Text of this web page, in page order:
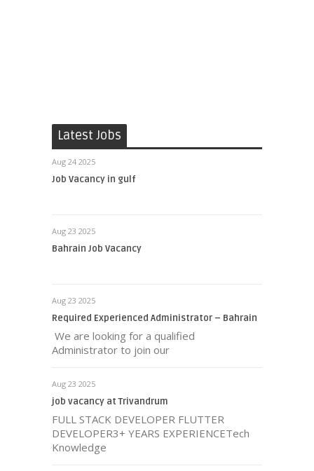
Latest Jobs
Aug 24 2025
Job Vacancy in gulf
Aug 23 2025
Bahrain Job Vacancy
Aug 23 2025
Required Experienced Administrator – Bahrain
We are looking for a qualified
Administrator to join our
Aug 23 2025
job vacancy at Trivandrum
FULL STACK DEVELOPER FLUTTER
DEVELOPER3+ YEARS EXPERIENCETech
Knowledge